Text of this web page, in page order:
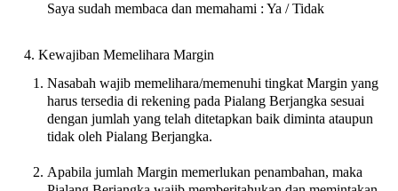
Saya sudah membaca dan memahami : Ya / Tidak
Kewajiban Memelihara Margin
Nasabah wajib memelihara/memenuhi tingkat Margin yang
harus tersedia di rekening pada Pialang Berjangka sesuai
dengan jumlah yang telah ditetapkan baik diminta ataupun
tidak oleh Pialang Berjangka.
Apabila jumlah Margin memerlukan penambahan, maka